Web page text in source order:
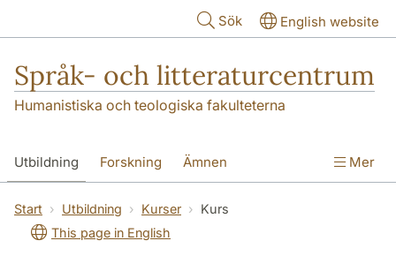
Sök English website
Språk- och litteraturcentrum
Humanistiska och teologiska fakulteterna
Utbildning Forskning Ämnen
SOL-husen Kontakt Institutionen
översättning till svenska
Mer
Start Utbildning Kurser
Kurs
This page in English